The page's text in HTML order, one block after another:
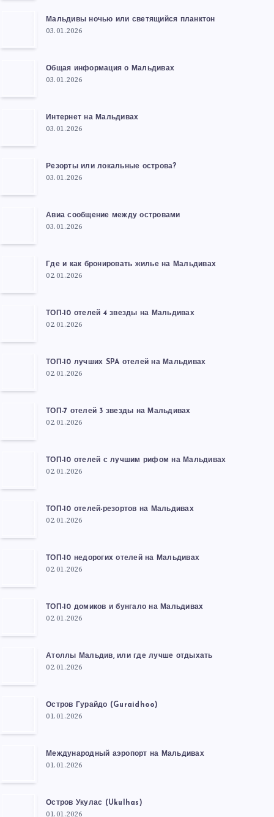
Мальдивы ночью или светящийся планктон
03.01.2026
Общая информация о Мальдивах
03.01.2026
Интернет на Мальдивах
03.01.2026
Резорты или локальные острова?
03.01.2026
Авиа сообщение между островами
03.01.2026
Где и как бронировать жилье на Мальдивах
02.01.2026
ТОП-10 отелей 4 звезды на Мальдивах
02.01.2026
ТОП-10 лучших SPA отелей на Мальдивах
02.01.2026
ТОП-7 отелей 3 звезды на Мальдивах
02.01.2026
ТОП-10 отелей с лучшим рифом на Мальдивах
02.01.2026
ТОП-10 отелей-резортов на Мальдивах
02.01.2026
ТОП-10 недорогих отелей на Мальдивах
02.01.2026
ТОП-10 домиков и бунгало на Мальдивах
02.01.2026
Атоллы Мальдив, или где лучше отдыхать
02.01.2026
Остров Гурайдо (Guraidhoo)
01.01.2026
Международный аэропорт на Мальдивах
01.01.2026
Остров Укулас (Ukulhas)
01.01.2026